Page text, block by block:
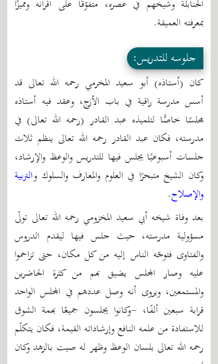
الحنابلة وشيخهم في عصره، متفوّقًا على أقرانه ومميزًا
بمعرفته العميقة.
جلوسه للتدريس:
كان (أستاذه) أبو سعيد المخرمي رحمه الله تعالى قد
أسس مدرسة راقية في باب الأزج، وعقد فيه أستاذه
مجلسًا خاصًّا لتلميذه عبد القادر (رحمه الله تعالى) في
مدرسته، فكان عبد القادر رحمه الله تعالى ينظم ثلاث
جلسات أسبوعيًا يجلس فيها للتدريس والوعظ والإرشاد،
وكان الشيخ متبحرًا في العلوم والمعارف والسلوك والتربية
والإصلاح.
بعد وفاة شيخه أبي سعيد المخزومي رحمه الله تعالى تولّى
مسؤولية مدرسته، حيث جلس فيها ليقدم الدروس
والفتاوى فتوجّه الناس إليه من كل مكان، حتى تزاحموا
عليه وصار المجلس يضيق بهم من كثرة الحاضرين
والمستمعين، ويروى أنه وصل عددهم في المجلس الواحد
قرابة سبعين ألفًا، -وكانوا يجلسون جميعًا بهمة الشوق
للاستفادة من علمه النافع وإرشاداته القيمة، فكان يتكلّم
رحمه الله تعالى بلسان الوعظ وظهر له صيت بالزهد وكان